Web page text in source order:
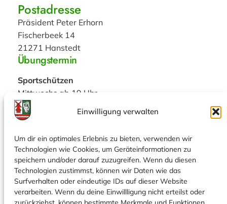
Einwilligung verwalten
Um dir ein optimales Erlebnis zu bieten, verwenden wir
Technologien wie Cookies, um Geräteinformationen zu
speichern und/oder darauf zuzugreifen. Wenn du diesen
Technologien zustimmst, können wir Daten wie das
Surfverhalten oder eindeutige IDs auf dieser Website
verarbeiten. Wenn du deine Einwillligung nicht erteilst oder
Postadresse
Präsident Peter Erhorn
Fischerbeek 14
21271 Hanstedt
Übungstermin
Sportschützen
Mittwochs ab 19 Uhr
Bogenschützen
19:15 Uhr Erwachsene
Social
Facebook
Instagram